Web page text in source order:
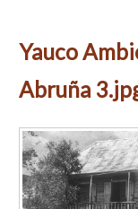
Yauco
Abruña